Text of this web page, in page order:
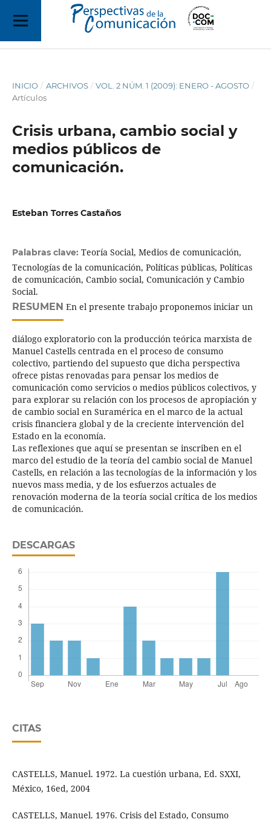
INICIO / ARCHIVOS / VOL. 2 NÚM. 1 (2009): ENERO - AGOSTO /
Artículos
Crisis urbana, cambio social y
medios públicos de
comunicación.
Esteban Torres Castaños
Palabras clave: Teoría Social, Medios de comunicación,
Tecnologías de la comunicación, Políticas públicas, Políticas
de comunicación, Cambio social, Comunicación y Cambio
Social.
RESUMEN En el presente trabajo proponemos iniciar un
diálogo exploratorio con la producción teórica marxista de
Manuel Castells centrada en el proceso de consumo
colectivo, partiendo del supuesto que dicha perspectiva
ofrece pistas renovadas para pensar los medios de
comunicación como servicios o medios públicos colectivos, y
para explorar su relación con los procesos de apropiación y
de cambio social en Suramérica en el marco de la actual
crisis financiera global y de la creciente intervención del
Estado en la economía.
Las reflexiones que aquí se presentan se inscriben en el
marco del estudio de la teoría del cambio social de Manuel
Castells, en relación a las tecnologías de la información y los
nuevos mass media, y de los esfuerzos actuales de
renovación moderna de la teoría social crítica de los medios
de comunicación.
DESCARGAS
CITAS
CASTELLS, Manuel. 1972. La cuestión urbana, Ed. SXXI,
México, 16ed, 2004
CASTELLS, Manuel. 1976. Crisis del Estado, Consumo